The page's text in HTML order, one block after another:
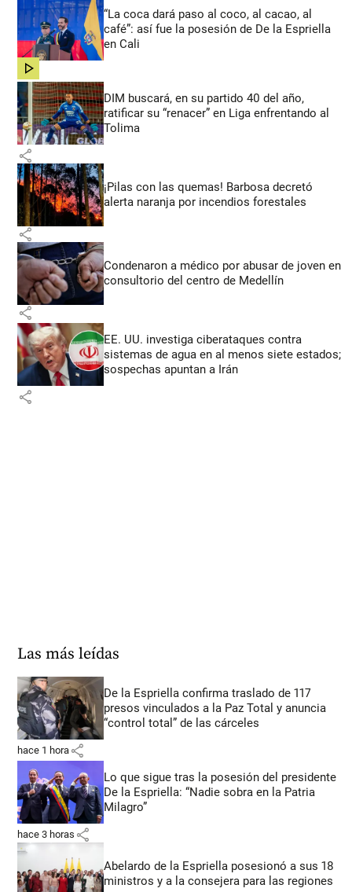
“La coca dará paso al coco, al cacao, al
café”: así fue la posesión de De la Espriella
en Cali
share
DIM buscará, en su partido 40 del año,
ratificar su “renacer” en Liga enfrentando al
Tolima
share
¡Pilas con las quemas! Barbosa decretó
alerta naranja por incendios forestales
share
Condenaron a médico por abusar de joven en
consultorio del centro de Medellín
share
EE. UU. investiga ciberataques contra
sistemas de agua en al menos siete estados;
sospechas apuntan a Irán
share
Las más leídas
De la Espriella confirma traslado de 117
presos vinculados a la Paz Total y anuncia
“control total” de las cárceles
hace 1 hora share
Lo que sigue tras la posesión del presidente
De la Espriella: “Nadie sobra en la Patria
Milagro”
hace 3 horas share
Abelardo de la Espriella posesionó a sus 18
ministros y a la consejera para las regiones